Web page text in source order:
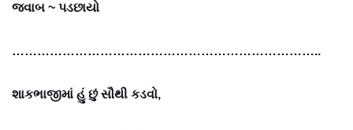
જવાબ ~ પડછાયો
………………………………………………………………..
શાકભાજીમાં હું છું સૌથી કડવો,